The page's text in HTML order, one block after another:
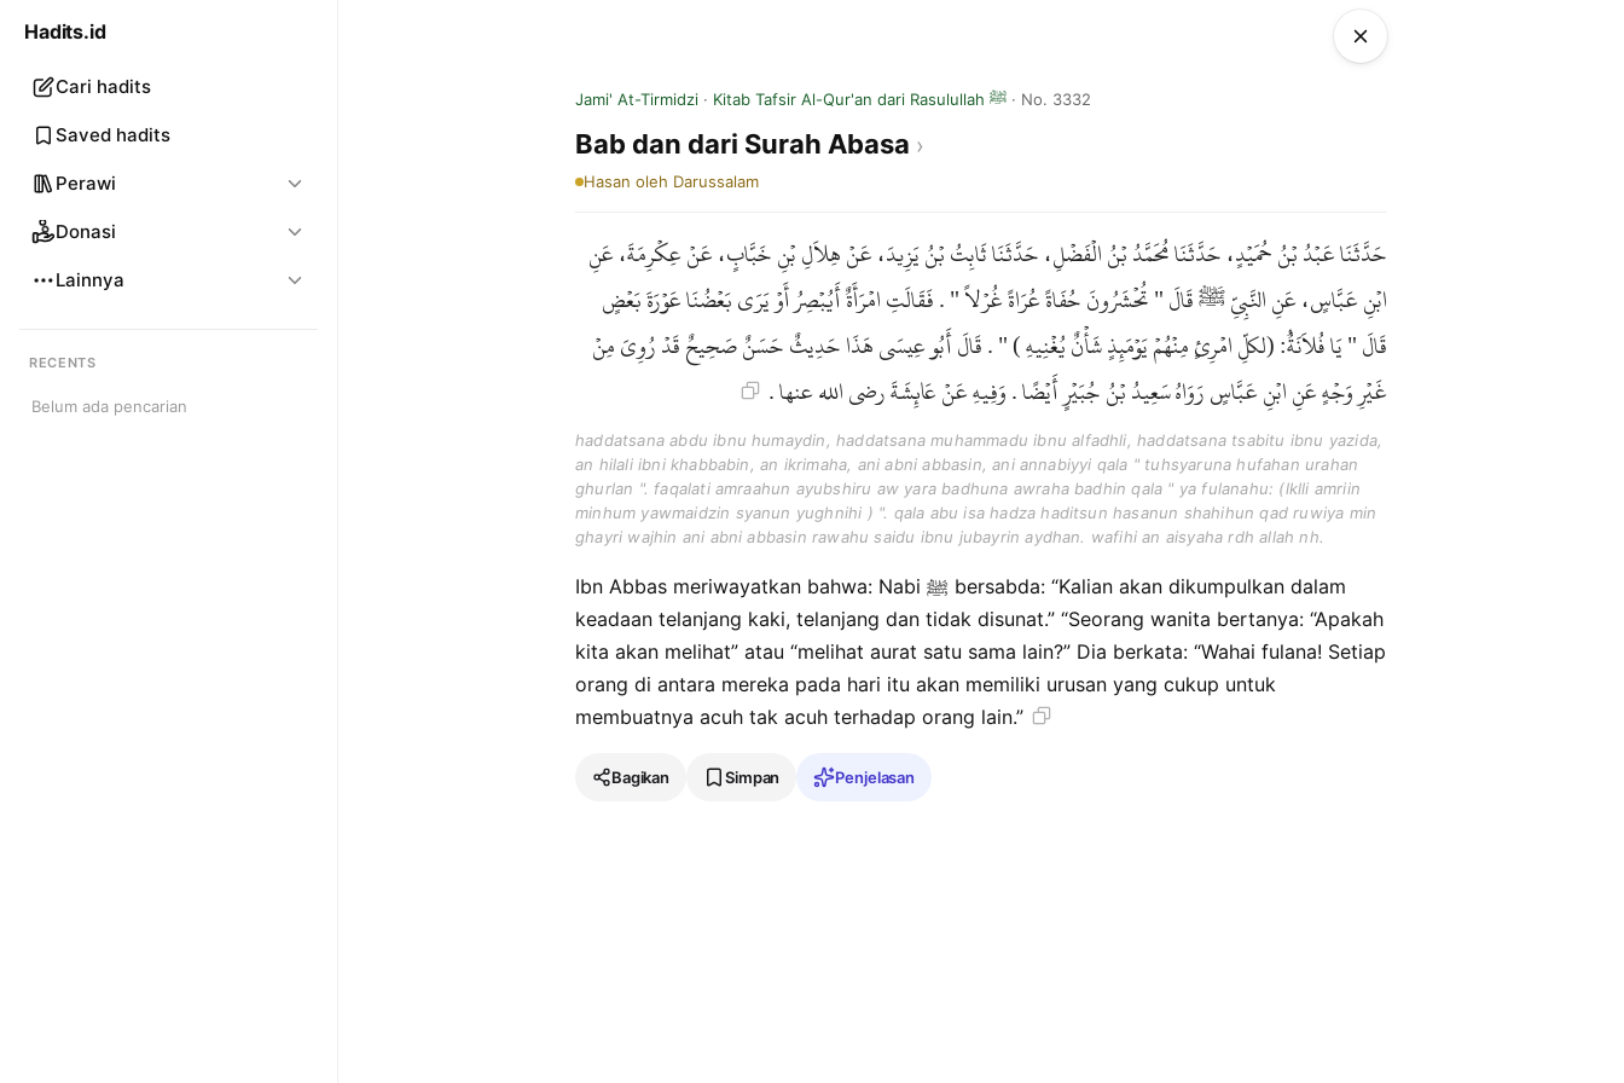
Hadits.id
Cari hadits
Saved hadits
Perawi
Donasi
Lainnya
RECENTS
Belum ada pencarian
Jami' At-Tirmidzi · Kitab Tafsir Al-Qur'an dari Rasulullah ﷺ · No. 3332
Bab dan dari Surah Abasa
Hasan oleh Darussalam
حَدَّثَنَا عَبْدُ بْنُ حُمَيْدٍ، حَدَّثَنَا مُحَمَّدُ بْنُ الْفَضْلِ، حَدَّثَنَا ثَابِتُ بْنُ يَزِيدَ، عَنْ هِلاَلِ بْنِ خَبَّابٍ، عَنْ عِكْرِمَةَ، عَنِ
ابْنِ عَبَّاسٍ، عَنِ النَّبِيِّ ﷺ قَالَ " تُحْشَرُونَ حُفَاةً عُرَاةً غُرْلاً " . فَقَالَتِ امْرَأَةٌ أَيُبْصِرُ أَوْ يَرَى بَعْضُنَا عَوْرَةَ بَعْضٍ
قَالَ " يَا فُلاَنَةُُ: (لكلِّ امْرِئٍ مِنْهُمْ يَوْمَئِذٍ شَأْنٌ يُغْنِيهِ ) " . قَالَ أَبُو عِيسَى هَذَا حَدِيثٌ حَسَنٌ صَحِيحٌ قَدْ رُوِيَ مِنْ
غَيْرِ وَجْهٍ عَنِ ابْنِ عَبَّاسٍ رَوَاهُ سَعِيدُ بْنُ جُبَيْرٍ أَيْضًا . وَفِيهِ عَنْ عَائِشَةَ رضى الله عنها .
haddatsana abdu ibnu humaydin, haddatsana muhammadu ibnu alfadhli, haddatsana tsabitu ibnu yazida,
an hilali ibni khabbabin, an ikrimaha, ani abni abbasin, ani annabiyyi qala " tuhsyaruna hufahan urahan
ghurlan ". faqalati amraahun ayubshiru aw yara badhuna awraha badhin qala " ya fulanahu: (lklli amriin
minhum yawmaidzin syanun yughnihi ) ". qala abu isa hadza haditsun hasanun shahihun qad ruwiya min
ghayri wajhin ani abni abbasin rawahu saidu ibnu jubayrin aydhan. wafihi an aisyaha rdh allah nh.
Ibn Abbas meriwayatkan bahwa: Nabi ﷺ bersabda: “Kalian akan dikumpulkan dalam
keadaan telanjang kaki, telanjang dan tidak disunat.” “Seorang wanita bertanya: “Apakah
kita akan melihat” atau “melihat aurat satu sama lain?” Dia berkata: “Wahai fulana! Setiap
orang di antara mereka pada hari itu akan memiliki urusan yang cukup untuk
membuatnya acuh tak acuh terhadap orang lain.”
Bagikan Simpan Penjelasan